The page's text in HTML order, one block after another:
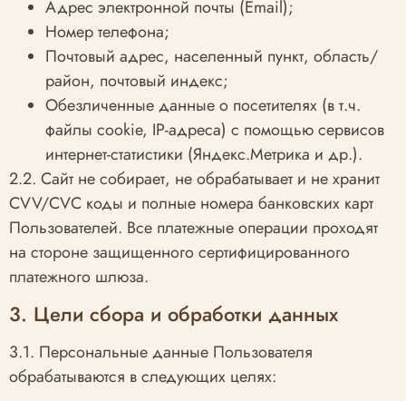
Адрес электронной почты (Email);
Номер телефона;
Почтовый адрес, населенный пункт, область/
район, почтовый индекс;
Обезличенные данные о посетителях (в т.ч.
файлы cookie, IP-адреса) с помощью сервисов
интернет-статистики (Яндекс.Метрика и др.).
2.2. Сайт не собирает, не обрабатывает и не хранит
CVV/CVC коды и полные номера банковских карт
Пользователей. Все платежные операции проходят
на стороне защищенного сертифицированного
платежного шлюза.
3. Цели сбора и обработки данных
3.1. Персональные данные Пользователя
обрабатываются в следующих целях: